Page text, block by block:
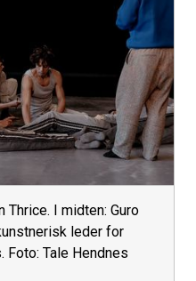
I midten: Guro
leder for
Foto: Tale Hendnes